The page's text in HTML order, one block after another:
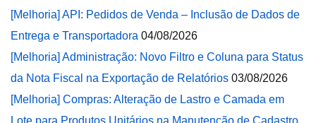
[Melhoria] API: Pedidos de Venda – Inclusão de Dados de
Entrega e Transportadora 04/08/2026
[Melhoria] Administração: Novo Filtro e Coluna para Status
da Nota Fiscal na Exportação de Relatórios 03/08/2026
[Melhoria] Compras: Alteração de Lastro e Camada em
Lote para Produtos Unitários na Manutenção de Cadastro